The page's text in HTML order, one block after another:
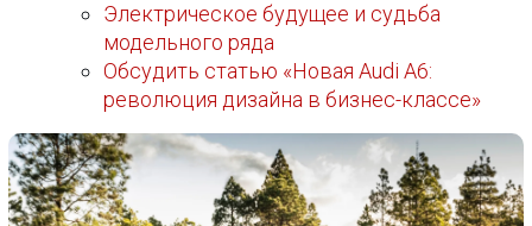
Электрическое будущее и судьба
модельного ряда
Обсудить статью «Новая Audi A6:
революция дизайна в бизнес-классе»